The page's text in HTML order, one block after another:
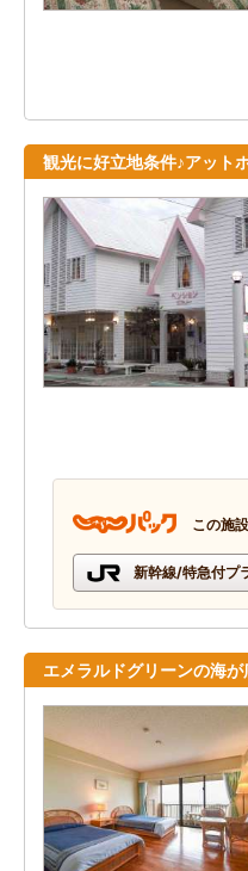
観光に好立地条件♪アット
この施
新幹線/特急付プ
エメラルドグリーンの海